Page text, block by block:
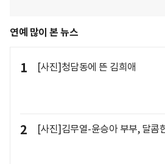
연예 많이 본 뉴스
1 [사진]청담동에 뜬 김희애
2 [사진]김무열-윤승아 부부, 달콤